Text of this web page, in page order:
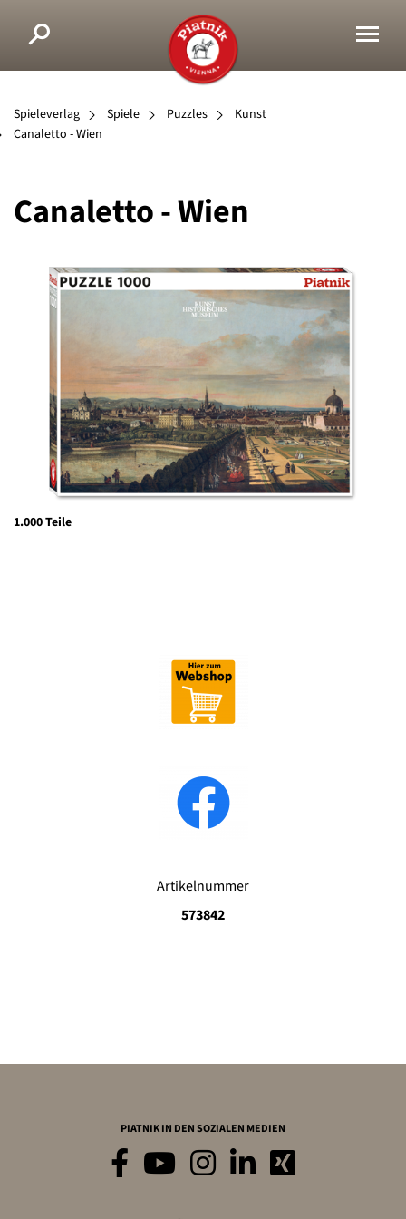
Spieleverlag Spiele Puzzles
Kunst
Canaletto - Wien
Canaletto - Wien
1.000 Teile
Artikelnummer
573842
PIATNIK IN DEN SOZIALEN MEDIEN